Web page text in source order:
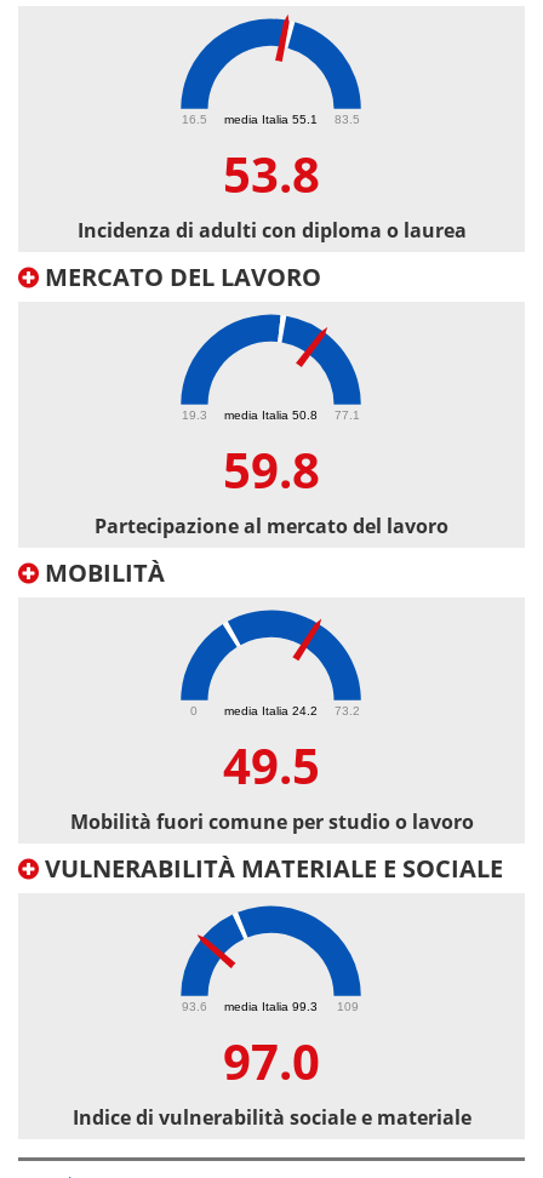
media Italia 55.1
16.5 83.5
53.8
Incidenza di adulti con diploma o laurea
MERCATO DEL LAVORO
media Italia 50.8
19.3 77.1
59.8
Partecipazione al mercato del lavoro
MOBILITÀ
media Italia 24.2
0 73.2
49.5
Mobilità fuori comune per studio o lavoro
VULNERABILITÀ MATERIALE E SOCIALE
media Italia 99.3
93.6 109
97.0
Indice di vulnerabilità sociale e materiale